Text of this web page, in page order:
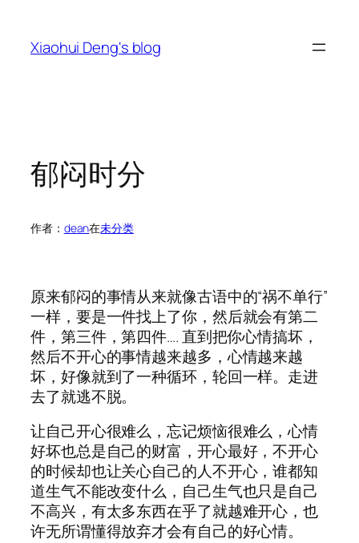
Xiaohui Deng's blog
郁闷时分
作者： dean在未分类
原来郁闷的事情从来就像古语中的“祸不单行”
一样，要是一件找上了你，然后就会有第二
件，第三件，第四件…. 直到把你心情搞坏，
然后不开心的事情越来越多，心情越来越
坏，好像就到了一种循环，轮回一样。走进
去了就逃不脱。
让自己开心很难么，忘记烦恼很难么，心情
好坏也总是自己的财富，开心最好，不开心
的时候却也让关心自己的人不开心，谁都知
道生气不能改变什么，自己生气也只是自己
不高兴，有太多东西在乎了就越难开心，也
许无所谓懂得放弃才会有自己的好心情。